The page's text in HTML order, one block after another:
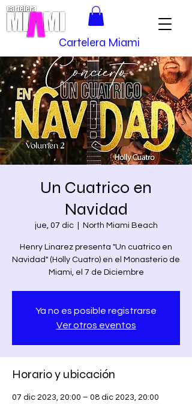
Cartelera Miami
Un Cuatrico en
Navidad
jue, 07 dic
  |
North Miami Beach
Henry Linarez presenta "Un cuatrico en
Navidad" (Holly Cuatro) en el Monasterio de
Miami, el 7 de Diciembre
Ya no es posible registrarse
Ver otros eventos
Horario y ubicación
07 dic 2023, 20:00 – 08 dic 2023, 20:00